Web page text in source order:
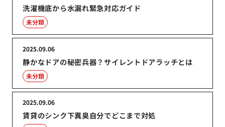
洗濯機底から水漏れ緊急対応ガイド
未分類
静かなドアの秘密兵器？サイレントドアラッチとは
2025.09.06
未分類
賃貸のシンク下異臭自分でどこまで対処
2025.09.06